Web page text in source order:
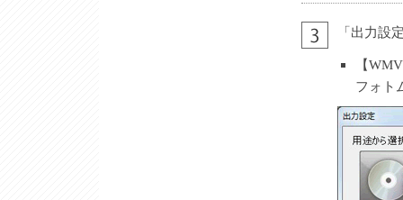
「出力設
【
フォト